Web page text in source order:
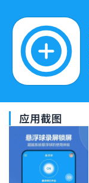
应用截图